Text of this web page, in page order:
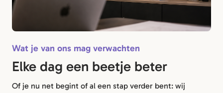
Wat je van ons mag verwachten
Elke dag een beetje beter
Of je nu net begint of al een stap verder bent: wij